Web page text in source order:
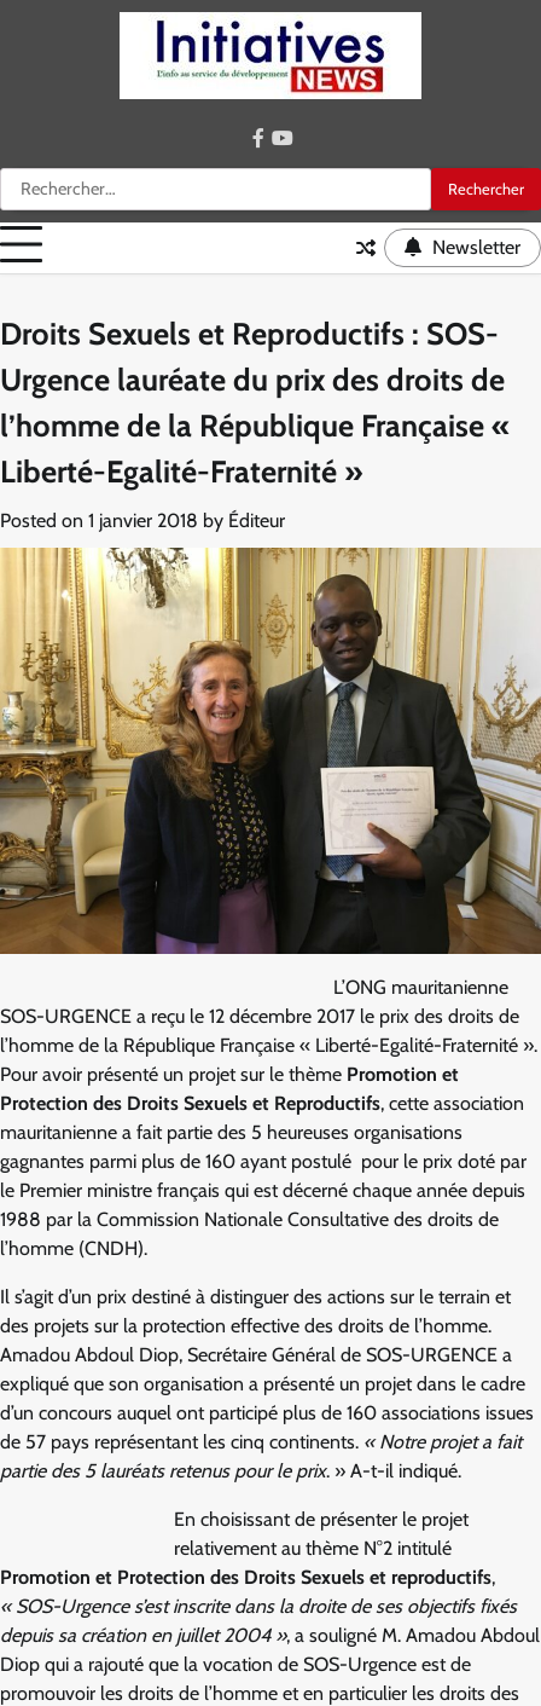
Rechercher :
facebook
youtube
Newsletter
Droits Sexuels et Reproductifs : SOS-
Urgence lauréate du prix des droits de
l’homme de la République Française «
Liberté-Egalité-Fraternité »
Posted on 1 janvier 2018 by Éditeur
L’ONG mauritanienne
SOS-URGENCE a reçu le 12 décembre 2017 le prix des droits de
l’homme de la République Française « Liberté-Egalité-Fraternité ».
Pour avoir présenté un projet sur le thème Promotion et
Protection des Droits Sexuels et Reproductifs, cette association
mauritanienne a fait partie des 5 heureuses organisations
gagnantes parmi plus de 160 ayant postulé pour le prix doté par
le Premier ministre français qui est décerné chaque année depuis
1988 par la Commission Nationale Consultative des droits de
l’homme (CNDH).
Il s’agit d’un prix destiné à distinguer des actions sur le terrain et
des projets sur la protection effective des droits de l’homme.
Amadou Abdoul Diop, Secrétaire Général de SOS-URGENCE a
expliqué que son organisation a présenté un projet dans le cadre
d’un concours auquel ont participé plus de 160 associations issues
de 57 pays représentant les cinq continents. « Notre projet a fait
partie des 5 lauréats retenus pour le prix. » A-t-il indiqué.
En choisissant de présenter le projet
relativement au thème N°2 intitulé
Promotion et Protection des Droits Sexuels et reproductifs,
« SOS-Urgence s’est inscrite dans la droite de ses objectifs fixés
depuis sa création en juillet 2004 », a souligné M. Amadou Abdoul
Diop qui a rajouté que la vocation de SOS-Urgence est de
promouvoir les droits de l’homme et en particulier les droits des